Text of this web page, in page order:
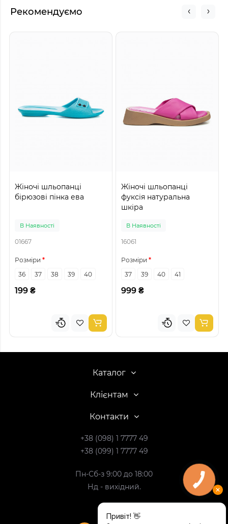
Рекомендуємо
Жіночі шльопанці
бірюзові пінка ева
В Наявності
01667
Розміри
36
37 38 39 40
199 ₴
Жіночі шльопанці
фуксія натуральна
шкіра
В Наявності
16061
Розміри
37
39 40 41
999 ₴
Каталог
Клієнтам
Контакти
+38 (098) 1 7777 49
+38 (099) 1 7777 49
Пн-Сб-з 9:00 до 18:00
Нд - вихідний.